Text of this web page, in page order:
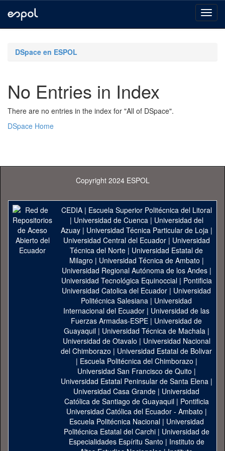
navigationDSpace en ESPOL
No Entries in Index
There are no entries in the index for "All of DSpace".
DSpace Home
Copyright 2024 ESPOL
CEDIA| Escuela Superior Politécnica del Litoral
| Universidad de Cuenca| Universidad del
Azuay| Universidad Técnica Particular de Loja|
Universidad Central del Ecuador| Universidad
Técnica del Norte | Universidad Estatal de
Milagro | Universidad Técnica de Ambato |
Universidad Regional Autónoma de los Andes|
Universidad Tecnológica Equinoccial| Pontificia
Universidad Catolica del Ecuador | Universidad
Politécnica Salesiana | Universidad
Internacional del Ecuador | Universidad de las
Fuerzas Armadas-ESPE | Universidad de
Guayaquil| Universidad Técnica de Machala|
Universidad de Otavalo | Universidad Nacional
del Chimborazo | Universidad Estatal de Bolivar
| Escuela Politécnica del Chimborazo |
Universidad San Francisco de Quito |
Universidad Estatal Peninsular de Santa Elena|
Universidad Casa Grande | Universidad
Católica de Santiago de Guayaquil| Pontificia
Universidad Católica del Ecuador - Ambato |
Escuela Politécnica Nacional| Universidad
Politécnica Estatal del Carchi| Universidad de
Especialidades Espíritu Santo | Instituto de